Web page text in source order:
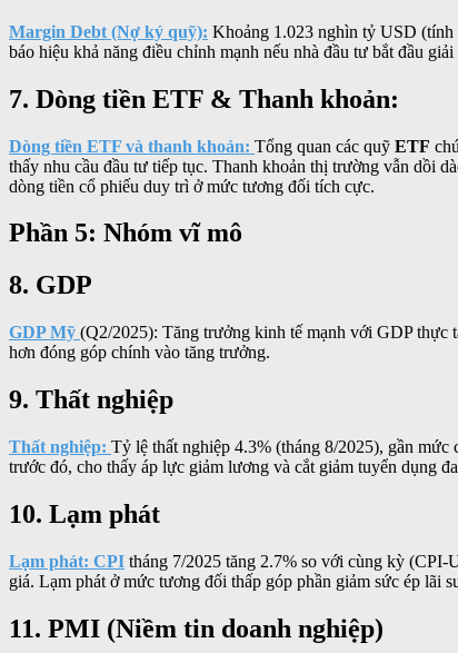
Margin Debt (Nợ ký quỹ): Khoảng 1.023 nghìn tỷ USD (tính
báo hiệu khả năng điều chỉnh mạnh nếu nhà đầu tư bắt đầu giải
7. Dòng tiền ETF & Thanh khoản:
Dòng tiền ETF và thanh khoản: Tổng quan các quỹ ETF
thấy nhu cầu đầu tư tiếp tục. Thanh khoản thị trường vẫn dồi
dòng tiền cổ phiếu duy trì ở mức tương đối tích cực.
Phần 5: Nhóm vĩ mô
8. GDP
GDP Mỹ (Q2/2025): Tăng trưởng kinh tế mạnh với GDP thực
hơn đóng góp chính vào tăng trưởng.
9. Thất nghiệp
Thất nghiệp: Tỷ lệ thất nghiệp 4.3% (tháng 8/2025), gần
trước đó, cho thấy áp lực giảm lương và cắt giảm tuyển dụng
10. Lạm phát
Lạm phát: CPI tháng 7/2025 tăng 2.7% so với cùng kỳ (CPI-
giá. Lạm phát ở mức tương đối thấp góp phần giảm sức ép lãi
11. PMI (Niềm tin doanh nghiệp)